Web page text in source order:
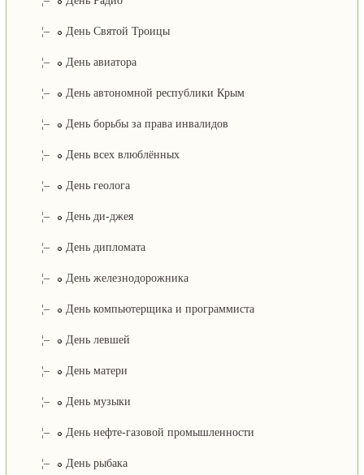
¦– День Святой Троицы
¦– День авиатора
¦– День автономной республики Крым
¦– День борьбы за права инвалидов
¦– День всех влюблённых
¦– День геолога
¦– День ди-джея
¦– День дипломата
¦– День железнодорожника
¦– День компьютерщика и программиста
¦– День левшей
¦– День матери
¦– День музыки
¦– День нефте-газовой промышленности
¦– День рыбака